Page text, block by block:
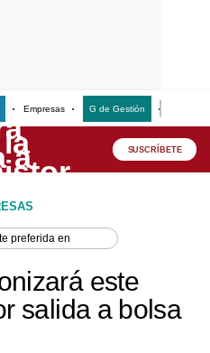
Empresas G de Gestión
SUSCRÍBETE
preferida en
este
salida a bolsa